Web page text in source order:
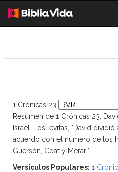
1 Crónicas 23
Resumen de 1 Crónicas 23:
Israel. Los levitas, "David
acuerdo con el número de los
Guersón, Coat y Merari".
Versículos Populares: 1